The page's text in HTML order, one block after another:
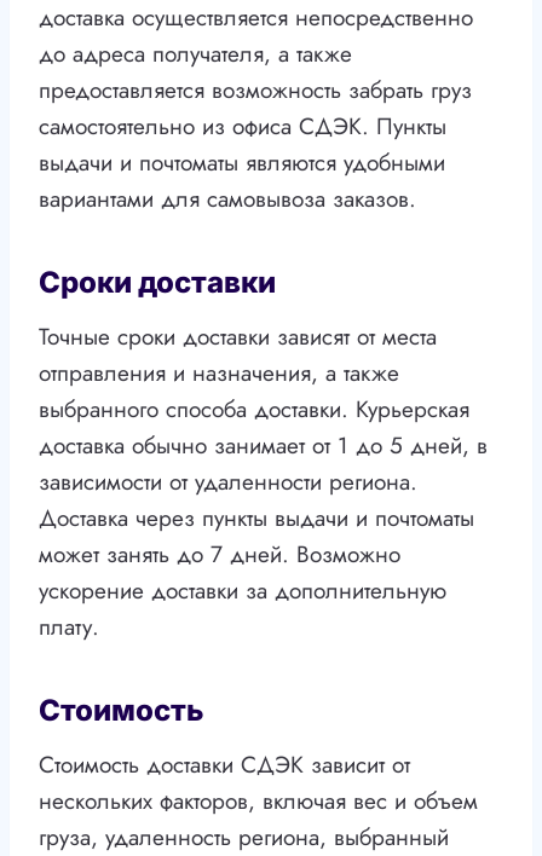
доставка осуществляется непосредственно
до адреса получателя, а также
предоставляется возможность забрать груз
самостоятельно из офиса СДЭК. Пункты
выдачи и почтоматы являются удобными
вариантами для самовывоза заказов.
Сроки доставки
Точные сроки доставки зависят от места
отправления и назначения, а также
выбранного способа доставки. Курьерская
доставка обычно занимает от 1 до 5 дней, в
зависимости от удаленности региона.
Доставка через пункты выдачи и почтоматы
может занять до 7 дней. Возможно
ускорение доставки за дополнительную
плату.
Стоимость
Стоимость доставки СДЭК зависит от
нескольких факторов, включая вес и объем
груза, удаленность региона, выбранный